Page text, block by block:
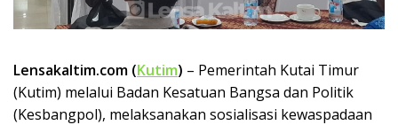
Lensakaltim.com (Kutim) – Pemerintah Kutai Timur
(Kutim) melalui Badan Kesatuan Bangsa dan Politik
(Kesbangpol), melaksanakan sosialisasi kewaspadaan